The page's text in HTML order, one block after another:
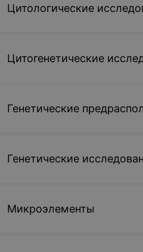
Цитологические
Цитогенетические
Генетические
Генетические
Микроэлементы